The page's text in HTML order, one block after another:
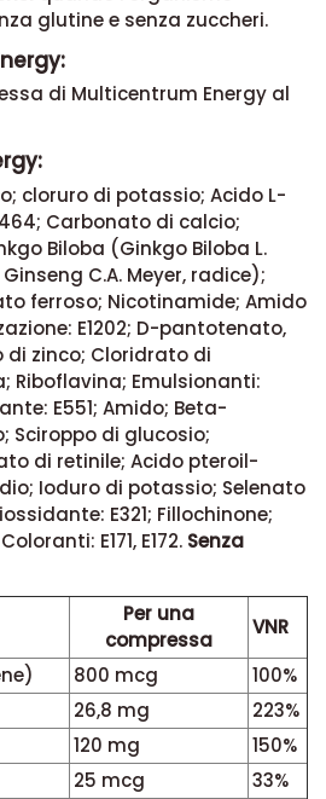
glutine e senza zuccheri.
di Multicentrum Energy al
cloruro di potassio; Acido L-
Carbonato di calcio;
Biloba (Ginkgo Biloba L.
C.A. Meyer, radice);
ferroso; Nicotinamide; Amido
E1202; D-pantotenato,
di zinco; Cloridrato di
Emulsionanti:
E551; Amido; Beta-
Sciroppo di glucosio;
di retinile; Acido pteroil-
Ioduro di potassio; Selenato
E321; Fillochinone;
E171, E172. Senza
Per una
compressa
VNR
800 mcg
100%
26,8 mg
223%
120 mg
150%
25 mcg
33%